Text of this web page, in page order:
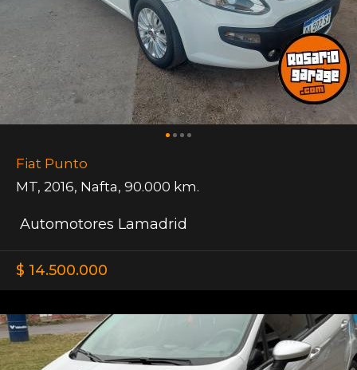
Fiat Punto
MT, 2016, Nafta, 90.000 km.
Automotores Lamadrid
$ 14.500.000